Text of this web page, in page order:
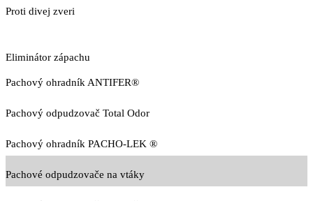
Proti divej zveri
Eliminátor zápachu
Pachový ohradník ANTIFER®
Pachový odpudzovač Total Odor
Pachový ohradník PACHO-LEK ®
Pachové odpudzovače na vtáky